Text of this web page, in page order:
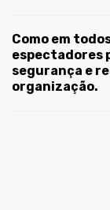
Como em
espectadores
segurança e
organização.